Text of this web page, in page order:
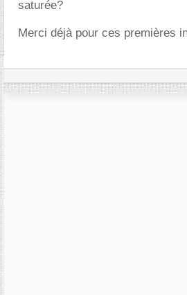
saturée?
Merci déjà pour ces premières